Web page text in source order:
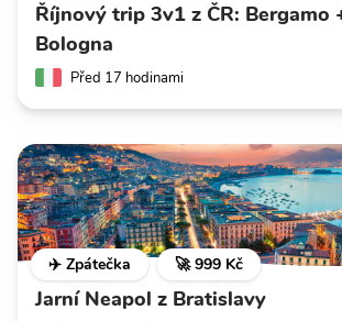
Říjnový trip 3v1 z ČR: Bergamo
Bologna
Před 17 hodinami
✈️ Zpátečka 🚀 999 Kč
Jarní Neapol z Bratislavy